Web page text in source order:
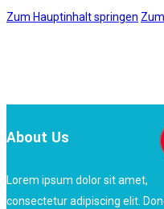
Zum Hauptinhalt springen
About Us
Lorem ipsum dolor sit amet,
consectetur adipiscing elit.